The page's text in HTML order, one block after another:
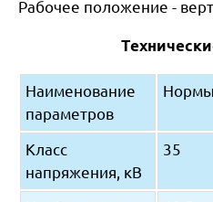
Рабочее положение -
Наименование
параметров
Нормы
Класс
напряжения, кВ
35